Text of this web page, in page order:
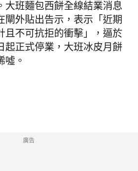
大班麵包西餅全線結業消息
閘外貼出告示，表示「近期
且不可抗拒的衝擊」，逼於
起正式停業，大班冰皮月餅
噓。
廣告